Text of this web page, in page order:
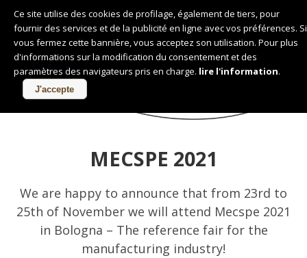
Français
MECSPE 2021
We are happy to announce that from 23rd to
25th of November we will attend Mecspe 2021
in Bologna – The reference fair for the
manufacturing industry!
Ce site utilise des cookies de profilage, également de tiers, pour
fournir des services et de la publicité en ligne avec vos préférences. Si
vous fermez cette bannière, vous acceptez son utilisation. Pour plus
d'informations sur la modification du consentement et des
paramètres des navigateurs pris en charge. lire l'information.
J'accepte